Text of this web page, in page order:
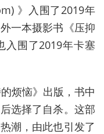
》入围了2019年
一本摄影书《压抑
入围了2019年卡塞
烦恼》出版，书中
选择了自杀。这部
潮，由此也引发了